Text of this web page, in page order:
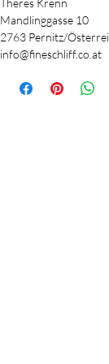
Mandlinggasse 10
2763 Pernitz/
info@fineschliff.co.at